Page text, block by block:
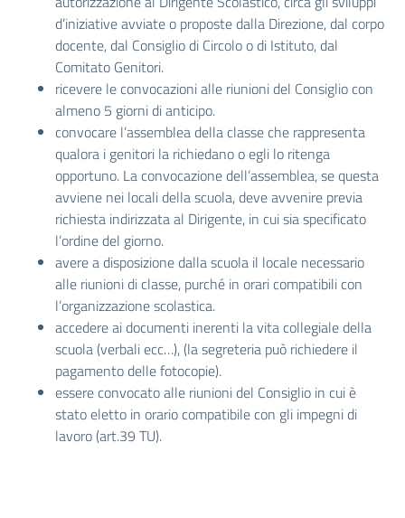
d’iniziative avviate o proposte dalla Direzione, dal corpo
docente, dal Consiglio di Circolo o di Istituto, dal
Comitato Genitori.
ricevere le convocazioni alle riunioni del Consiglio con
almeno 5 giorni di anticipo.
convocare l’assemblea della classe che rappresenta
qualora i genitori la richiedano o egli lo ritenga
opportuno. La convocazione dell’assemblea, se questa
avviene nei locali della scuola, deve avvenire previa
richiesta indirizzata al Dirigente, in cui sia specificato
l’ordine del giorno.
avere a disposizione dalla scuola il locale necessario
alle riunioni di classe, purché in orari compatibili con
l’organizzazione scolastica.
accedere ai documenti inerenti la vita collegiale della
scuola (verbali ecc…), (la segreteria può richiedere il
pagamento delle fotocopie).
essere convocato alle riunioni del Consiglio in cui è
stato eletto in orario compatibile con gli impegni di
lavoro (art.39 TU).